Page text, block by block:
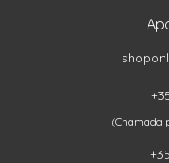
(Chamada